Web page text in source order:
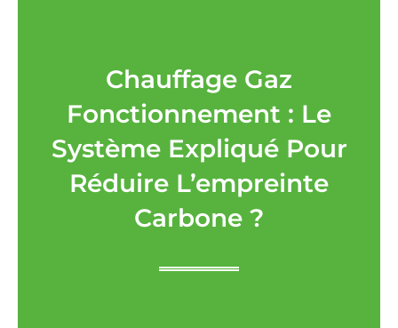
Chauffage Gaz
Fonctionnement : Le
Système Expliqué Pour
Réduire L’empreinte
Carbone ?